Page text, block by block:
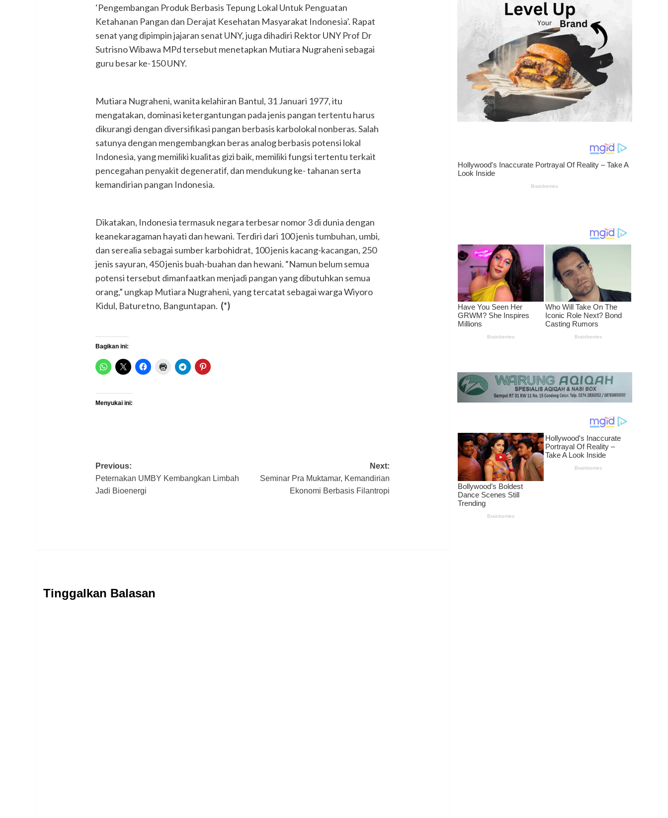
‘Pengembangan Produk Berbasis Tepung Lokal Untuk Penguatan
Ketahanan Pangan dan Derajat Kesehatan Masyarakat Indonesia’. Rapat
senat yang dipimpin jajaran senat UNY, juga dihadiri Rektor UNY Prof Dr
Sutrisno Wibawa MPd tersebut menetapkan Mutiara Nugraheni sebagai
guru besar ke-150 UNY.
Mutiara Nugraheni, wanita kelahiran Bantul, 31 Januari 1977, itu
mengatakan, dominasi ketergantungan pada jenis pangan tertentu harus
dikurangi dengan diversifikasi pangan berbasis karbolokal nonberas. Salah
satunya dengan mengembangkan beras analog berbasis potensi lokal
Indonesia, yang memiliki kualitas gizi baik, memiliki fungsi tertentu terkait
pencegahan penyakit degeneratif, dan mendukung ke- tahanan serta
kemandirian pangan Indonesia.
Dikatakan, Indonesia termasuk negara terbesar nomor 3 di dunia dengan
keanekaragaman hayati dan hewani. Terdiri dari 100 jenis tumbuhan, umbi,
dan serealia sebagai sumber karbohidrat, 100 jenis kacang-kacangan, 250
jenis sayuran, 450 jenis buah-buahan dan hewani. “Namun belum semua
potensi tersebut dimanfaatkan menjadi pangan yang dibutuhkan semua
orang,” ungkap Mutiara Nugraheni, yang tercatat sebagai warga Wiyoro
Kidul, Baturetno, Banguntapan. (*)
Bagikan ini:
Menyukai ini:
Post
navigation
Previous:
Peternakan UMBY Kembangkan Limbah
Jadi Bioenergi
Next:
Seminar Pra Muktamar, Kemandirian
Ekonomi Berbasis Filantropi
Tinggalkan Balasan